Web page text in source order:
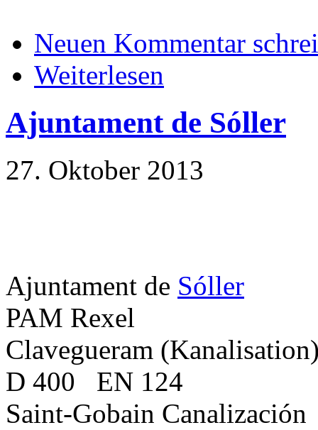
Neuen Kommentar
Weiterlesen
Ajuntament de Sóller
27. Oktober 2013
Ajuntament de Sóller
PAM Rexel
Clavegueram
D 400 EN 124
Saint-Gobain Canalización